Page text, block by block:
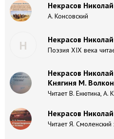
Некрасов
А. Консовский
Н Некрасов
Поэзия XIX века
Некрасов
Княгиня М.
Читает В. Енютина, А.
Некрасов
Читает Я. Смоленский